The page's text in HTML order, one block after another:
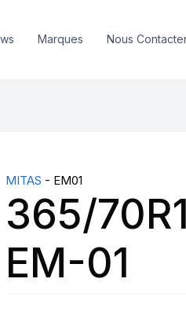
Marques Nous
MITAS - EM01
365/
EM-01